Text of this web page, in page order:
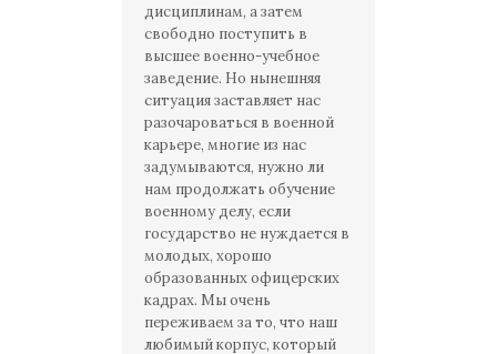
дисциплинам, а затем
свободно поступить в
высшее военно-учебное
заведение. Но нынешняя
ситуация заставляет нас
разочароваться в военной
карьере, многие из нас
задумываются, нужно ли
нам продолжать обучение
военному делу, если
государство не нуждается в
молодых, хорошо
образованных офицерских
кадрах. Мы очень
переживаем за то, что наш
любимый корпус, который